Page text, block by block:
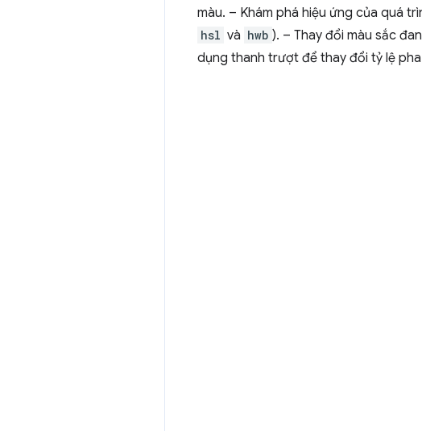
màu. – Khám phá hiệu ứng của quá
hsl và hwb ). – Thay đổi màu sắc
dụng thanh trượt để thay đổi tỷ lệ